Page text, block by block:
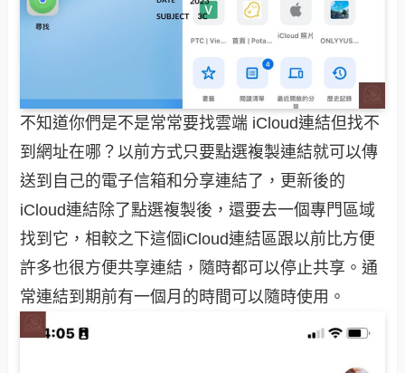
不知道你們是不是常常要找雲端 iCloud連結但找不
到網址在哪？以前方式只要點選複製連結就可以傳
送到自己的電子信箱和分享連結了，更新後的
iCloud連結除了點選複製後，還要去一個專門區域
找到它，相較之下這個iCloud連結區跟以前比方便
許多也很方便共享連結，隨時都可以停止共享。通
常連結到期前有一個月的時間可以隨時使用。